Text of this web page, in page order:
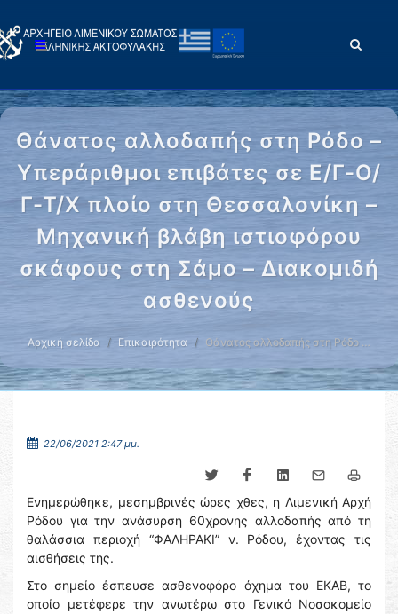
Θάνατος αλλοδαπής στη Ρόδο –
Υπεράριθμοι επιβάτες σε Ε/Γ-O/
Γ-Τ/Χ πλοίο στη Θεσσαλονίκη –
Μηχανική βλάβη ιστιοφόρου
σκάφους στη Σάμο – Διακομιδή
ασθενούς
Αρχική σελίδα Επικαιρότητα Θάνατος αλλοδαπής στη Ρόδο …
22/06/2021 2:47 μμ.
Ενημερώθηκε, μεσημβρινές ώρες χθες, η Λιμενική Αρχή
Ρόδου για την ανάσυρση 60χρονης αλλοδαπής από τη
θαλάσσια περιοχή “ΦΑΛΗΡΑΚΙ” ν. Ρόδου, έχοντας τις
αισθήσεις της.
Στο σημείο έσπευσε ασθενοφόρο όχημα του ΕΚΑΒ, το
οποίο μετέφερε την ανωτέρω στο Γενικό Νοσοκομείο